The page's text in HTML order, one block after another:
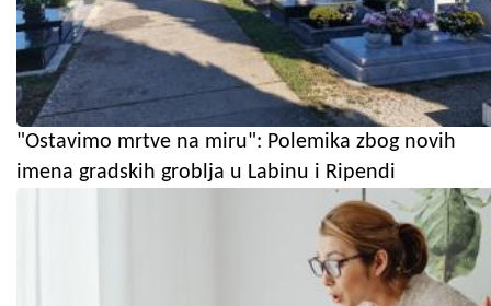
"Ostavimo mrtve na miru": Polemika zbog novih
imena gradskih groblja u Labinu i Ripendi